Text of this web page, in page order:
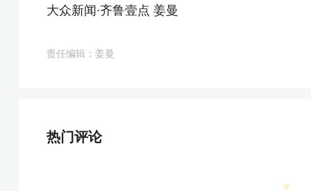
大众新闻·齐鲁壹点 姜曼
责任编辑：姜曼
热门评论